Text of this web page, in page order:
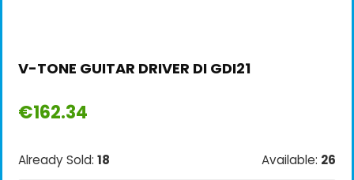
V-TONE GUITAR DRIVER DI GDI21
€162.34
Already Sold: 18 Available: 26